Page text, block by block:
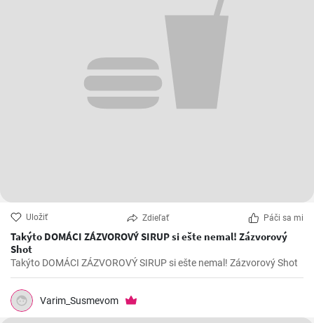
Uložiť Zdieľať Páči sa mi
Takýto DOMÁCI ZÁZVOROVÝ SIRUP si ešte nemal! Zázvorový
Shot
Takýto DOMÁCI ZÁZVOROVÝ SIRUP si ešte nemal! Zázvorový Shot
Varim_Susmevom